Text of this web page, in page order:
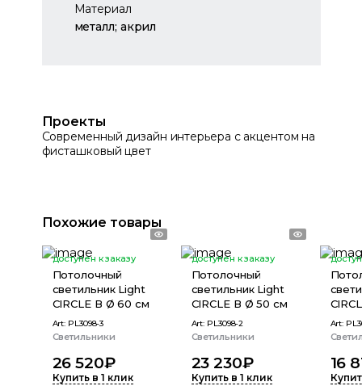
Материал
металл; акрил
Проекты
Современный дизайн интерьера с акцентом на
фисташковый цвет
Похожие товары
доступен к заказу
Потолочный
светильник Light
CIRCLE В Ø 60 см
Art: PL3098-3
Светильники
26 520₽
Купить в 1 клик
доступен к заказу
Потолочный
светильник Light
CIRCLE В Ø 50 см
Art: PL3098-2
Светильники
23 230₽
Купить в 1 клик
Art:
16